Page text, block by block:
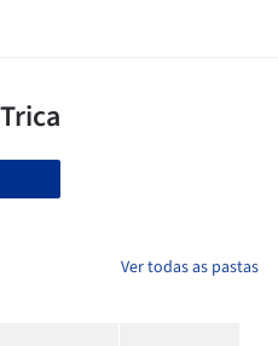
Ver todas as pastas